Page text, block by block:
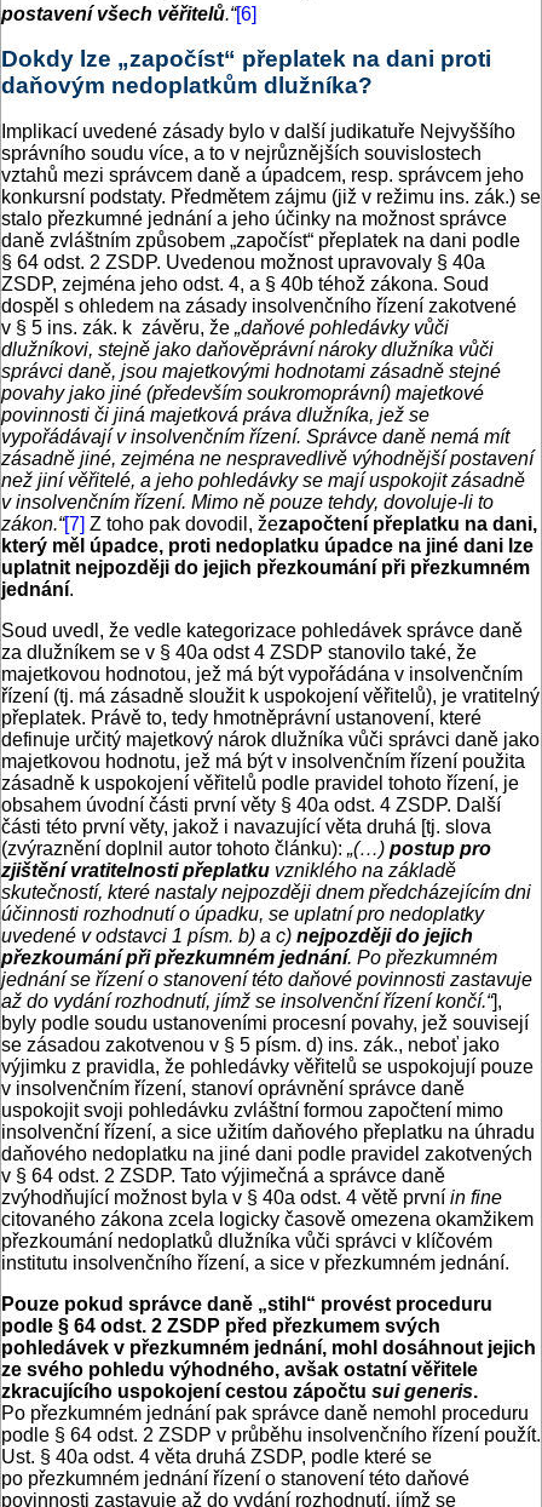
postavení všech věřitelů.“[6]
Dokdy lze „započíst“ přeplatek na dani proti
daňovým nedoplatkům dlužníka?
Implikací uvedené zásady bylo v další judikatuře Nejvyššího
správního soudu více, a to v nejrůznějších souvislostech
vztahů mezi správcem daně a úpadcem, resp. správcem jeho
konkursní podstaty. Předmětem zájmu (již v režimu ins. zák.) se
stalo přezkumné jednání a jeho účinky na možnost správce
daně zvláštním způsobem „započíst“ přeplatek na dani podle
§ 64 odst. 2 ZSDP. Uvedenou možnost upravovaly § 40a
ZSDP, zejména jeho odst. 4, a § 40b téhož zákona. Soud
dospěl s ohledem na zásady insolvenčního řízení zakotvené
v § 5 ins. zák. k závěru, že „daňové pohledávky vůči
dlužníkovi, stejně jako daňověprávní nároky dlužníka vůči
správci daně, jsou majetkovými hodnotami zásadně stejné
povahy jako jiné (především soukromoprávní) majetkové
povinnosti či jiná majetková práva dlužníka, jež se
vypořádávají v insolvenčním řízení. Správce daně nemá mít
zásadně jiné, zejména ne nespravedlivě výhodnější postavení
než jiní věřitelé, a jeho pohledávky se mají uspokojit zásadně
v insolvenčním řízení. Mimo ně pouze tehdy, dovoluje-li to
zákon.“[7] Z toho pak dovodil, žezapočtení přeplatku na dani,
který měl úpadce, proti nedoplatku úpadce na jiné dani lze
uplatnit nejpozději do jejich přezkoumání při přezkumném
jednání.
Soud uvedl, že vedle kategorizace pohledávek správce daně
za dlužníkem se v § 40a odst 4 ZSDP stanovilo také, že
majetkovou hodnotou, jež má být vypořádána v insolvenčním
řízení (tj. má zásadně sloužit k uspokojení věřitelů), je vratitelný
přeplatek. Právě to, tedy hmotněprávní ustanovení, které
definuje určitý majetkový nárok dlužníka vůči správci daně jako
majetkovou hodnotu, jež má být v insolvenčním řízení použita
zásadně k uspokojení věřitelů podle pravidel tohoto řízení, je
obsahem úvodní části první věty § 40a odst. 4 ZSDP. Další
části této první věty, jakož i navazující věta druhá [tj. slova
(zvýraznění doplnil autor tohoto článku): „(…) postup pro
zjištění vratitelnosti přeplatku vzniklého na základě
skutečností, které nastaly nejpozději dnem předcházejícím dni
účinnosti rozhodnutí o úpadku, se uplatní pro nedoplatky
uvedené v odstavci 1 písm. b) a c) nejpozději do jejich
přezkoumání při přezkumném jednání. Po přezkumném
jednání se řízení o stanovení této daňové povinnosti zastavuje
až do vydání rozhodnutí, jímž se insolvenční řízení končí.“],
byly podle soudu ustanoveními procesní povahy, jež souvisejí
se zásadou zakotvenou v § 5 písm. d) ins. zák., neboť jako
výjimku z pravidla, že pohledávky věřitelů se uspokojují pouze
v insolvenčním řízení, stanoví oprávnění správce daně
uspokojit svoji pohledávku zvláštní formou započtení mimo
insolvenční řízení, a sice užitím daňového přeplatku na úhradu
daňového nedoplatku na jiné dani podle pravidel zakotvených
v § 64 odst. 2 ZSDP. Tato výjimečná a správce daně
zvýhodňující možnost byla v § 40a odst. 4 větě první in fine
citovaného zákona zcela logicky časově omezena okamžikem
přezkoumání nedoplatků dlužníka vůči správci v klíčovém
institutu insolvenčního řízení, a sice v přezkumném jednání.
Pouze pokud správce daně „stihl“ provést proceduru
podle § 64 odst. 2 ZSDP před přezkumem svých
pohledávek v přezkumném jednání, mohl dosáhnout jejich
ze svého pohledu výhodného, avšak ostatní věřitele
zkracujícího uspokojení cestou zápočtu sui generis.
Po přezkumném jednání pak správce daně nemohl proceduru
podle § 64 odst. 2 ZSDP v průběhu insolvenčního řízení použít.
Ust. § 40a odst. 4 věta druhá ZSDP, podle které se
po přezkumném jednání řízení o stanovení této daňové
povinnosti zastavuje až do vydání rozhodnutí, jímž se